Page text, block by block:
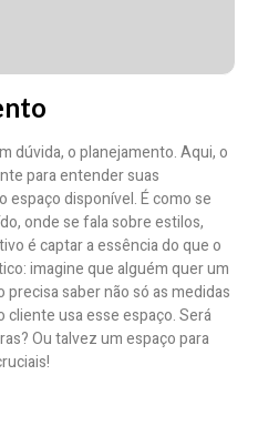
dúvida, o planejamento. Aqui, o
para entender suas
espaço disponível. É como se
onde se fala sobre estilos,
é captar a essência do que o
imagine que alguém quer um
saber não só as medidas
cliente usa esse espaço. Será
Ou talvez um espaço para